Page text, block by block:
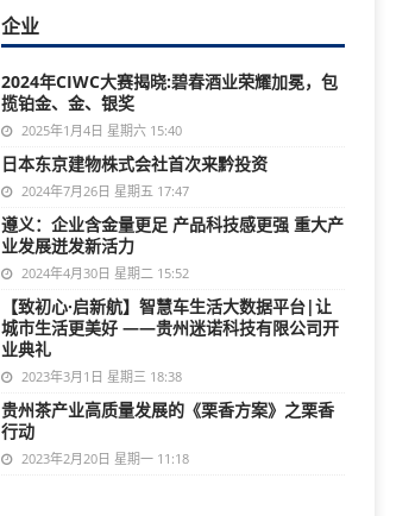
企业
2024年CIWC大赛揭晓:碧春酒业荣耀加冕，包
揽铂金、金、银奖
2025年1月4日 星期六 15:40
日本东京建物株式会社首次来黔投资
2024年7月26日 星期五 17:47
遵义：企业含金量更足 产品科技感更强 重大产
业发展迸发新活力
2024年4月30日 星期二 15:52
【致初心·启新航】智慧车生活大数据平台|让
城市生活更美好 ——贵州迷诺科技有限公司开
业典礼
2023年3月1日 星期三 18:38
贵州茶产业高质量发展的《栗香方案》之栗香
行动
2023年2月20日 星期一 11:18